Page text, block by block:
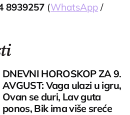
8939257 (WhatsApp /
DNEVNI HOROSKOP ZA 9.
AVGUST: Vaga ulazi u igru,
Ovan se duri, Lav guta
ponos, Bik ima više sreće